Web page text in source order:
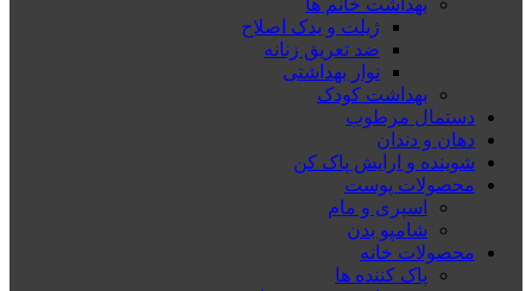
ژیلت و یدک اصلاح
ضد تعریق زنانه
نوار بهداشتی
بهداشت کودک
دستمال مرطوب
دهان و دندان
شوینده و ارایش پاک کن
محصولات پوست
اسپری و مام
شامپو بدن
محصولات خانه
پاک کننده ها